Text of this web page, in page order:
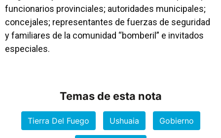
funcionarios provinciales; autoridades municipales;
concejales; representantes de fuerzas de seguridad
y familiares de la comunidad “bomberil” e invitados
especiales.
Temas de esta nota
Tierra Del Fuego Ushuaia Gobierno